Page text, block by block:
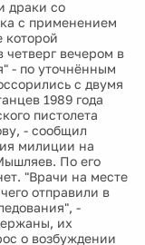
драки со
с применением
которой
четверг вечером в
- по уточнённым
с двумя
1989 года
пистолета
- сообщил
милиции на
По его
"Врачи на месте
отправили в
-
их
о возбуждении